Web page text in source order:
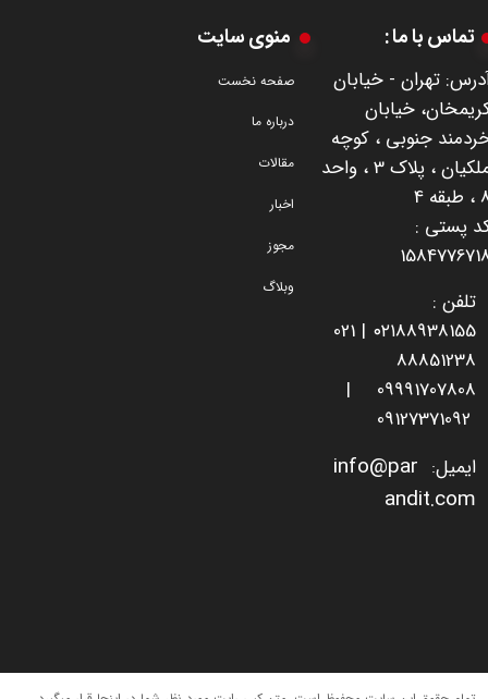
تماس با ما :
تهران - خیابان
خیابان
جنوبی ، کوچه
ملکیان ، پلاک 3 ، واحد
4
پستی :
تلفن :
۰۲۱88938155 |
021
88851238
09991707808
|
09127371092
ایمیل:
info@par
andit.com
منوی سایت
صفحه نخست
درباره ما
مقالات
اخبار
مجوز
وبلاگ